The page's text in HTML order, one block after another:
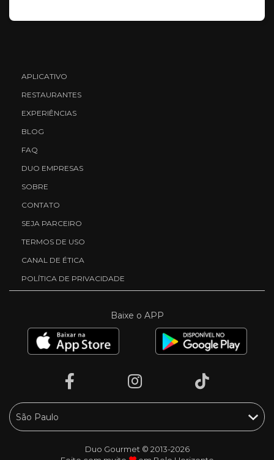
APLICATIVO
RESTAURANTES
EXPERIÊNCIAS
BLOG
FAQ
DUO EMPRESAS
SOBRE
CONTATO
SEJA PARCEIRO
TERMOS DE USO
CANAL DE ÉTICA
POLÍTICA DE PRIVACIDADE
Baixe o APP
Duo Gourmet © 2013-2026